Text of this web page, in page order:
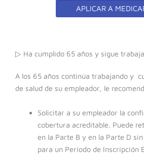
APLICAR A
▷ Ha cumplido 65 años y sigue
A los 65 años continúa trabajando y
de salud de su empleador, le
Solicitar a su empleador la
cobertura acreditable. Puede
en la Parte B y en la Parte D
para un Período de Inscripción